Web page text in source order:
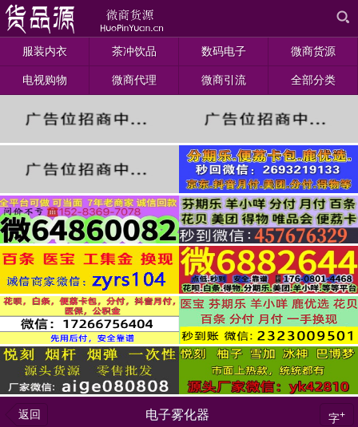
服装内衣 茶冲饮品 数码电子 微商货源
电视购物 微商代理 微商引流 全部分类
返回 电子雾化器 字+